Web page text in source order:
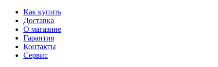
Как купить
Доставка
О магазине
Гарантия
Контакты
Сервис